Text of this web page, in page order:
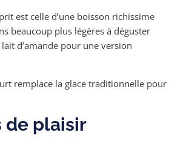
est celle d’une boisson richissime
beaucoup plus légères à déguster
d’amande pour une version
remplace la glace traditionnelle pour
de plaisir